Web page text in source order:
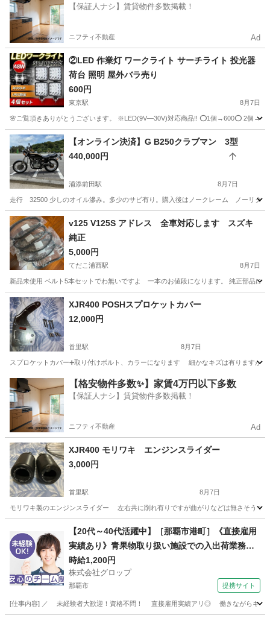
【保証人ナシ】賃貸物件多数掲載！
ニフティ不動産 Ad
②LED 作業灯 ワークライト サーチライト 投光器
荷台 照明 屋外バラ売り
600円
東京駅 8月7日
🌸ご覧頂きありがとうございます。 ※LED(9V―30V)対応商品‼️ ⭕1個→600⭕ 2個
沖縄 宜野湾市 東京駅 ホンダ
【オンライン決済】G B250クラブマン 3型
440,000円
浦添前田駅 8月7日
走行 32500 少しのオイル滲み。多少のサビ有り。購入後はノークレーム ノーリター
沖縄 中頭郡 ホンダ クラブマン
v125 V125S アドレス 全車対応します スズキ
純正
5,000円
てだこ浦西駅 8月7日
新品未使用 ベルト5本セットでわ無いですよ 一本のお値段になります。 純正部品に
沖縄 沖縄市 スズキ 部品
XJR400 POSHスプロケットカバー
12,000円
首里駅 8月7日
スプロケットカバー➕取り付けボルト、カラーになります 細かなキズは有りま
沖縄 島尻郡 首里駅 ヤマハ
【格安物件多数✨】家賃4万円以下多数
【保証人ナシ】賃貸物件多数掲載！
ニフティ不動産 Ad
XJR400 モリワキ エンジンスライダー
3,000円
首里駅 8月7日
モリワキ製のエンジンスライダー 左右共に削れ有りですが曲がりなどは無さそ
首里駅 ヤマハ モリワキ
【20代～40代活躍中】［那覇市港町］《直接雇用
実績あり》青果物取り扱い施設での入出荷業務／
日勤／残業なし／無料駐車場完備
時給1,200円
株式会社グロップ
那覇市 提携サイト
[仕事内容] ／ 未経験者大歓迎！資格不問！ 直接雇用実績アリ◎ 働きながらキャリ